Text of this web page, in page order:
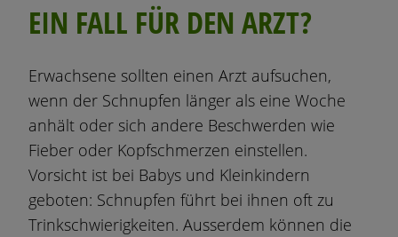
EIN FALL FÜR DEN ARZT?
Erwachsene sollten einen Arzt aufsuchen,
wenn der Schnupfen länger als eine Woche
anhält oder sich andere Beschwerden wie
Fieber oder Kopfschmerzen einstellen.
Vorsicht ist bei Babys und Kleinkindern
geboten: Schnupfen führt bei ihnen oft zu
Trinkschwierigkeiten. Ausserdem können die